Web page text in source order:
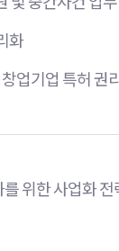
화
업기업 특허 권
위한 사업화